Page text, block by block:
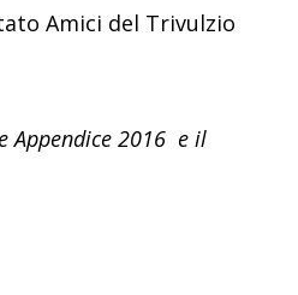
Amici del Trivulzio
Appendice 2016 e il